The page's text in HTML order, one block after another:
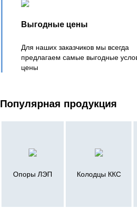
Выгодные цены
Для наших заказчиков мы всегда
предлагаем самые выгодные
цены
Популярная продукция
Опоры ЛЭП Колодцы ККС